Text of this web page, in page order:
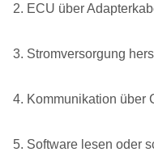
ECU über
Stromversorgung
Kommunikation über
Software lesen oder